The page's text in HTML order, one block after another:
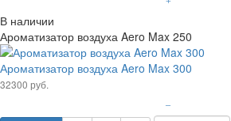
В наличии
Ароматизатор воздуха Aero Max 250
Ароматизатор воздуха Aero Max 300
32300 руб.
–